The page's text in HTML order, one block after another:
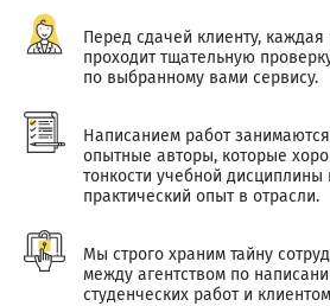
Перед сдачей клиенту, каждая
проходит тщательную
по выбранному вами сервису.
Написанием работ
опытные авторы, которые
тонкости учебной
практический опыт в отрасли.
Мы строго храним тайну
между агентством по
студенческих работ и